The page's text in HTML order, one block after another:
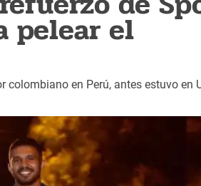
pelear el
colombiano en Perú, antes estuvo en